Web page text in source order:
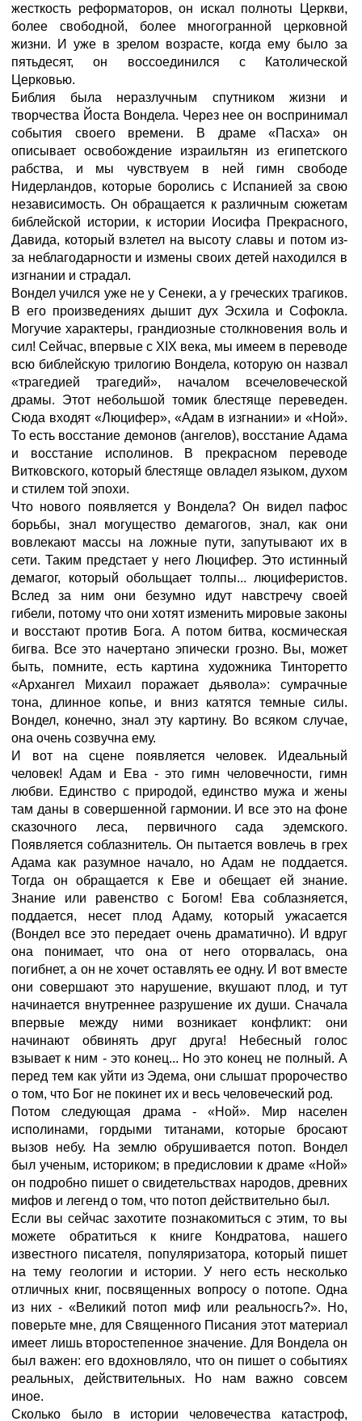
жесткость реформаторов, он искал полноты Церкви,
более свободной, более многогранной церковной
жизни. И уже в зрелом возрасте, когда ему было за
пятьдесят, он воссоединился с Католической
Церковью.
Библия была неразлучным спутником жизни и
творчества Йоста Вондела. Через нее он воспринимал
события своего времени. В драме «Пасха» он
описывает освобождение израильтян из египетского
рабства, и мы чувствуем в ней гимн свободе
Нидерландов, которые боролись с Испанией за свою
независимость. Он обращается к различным сюжетам
библейской истории, к истории Иосифа Прекрасного,
Давида, который взлетел на высоту славы и потом из-
за неблагодарности и измены своих детей находился в
изгнании и страдал.
Вондел учился уже не у Сенеки, а у греческих трагиков.
В его произведениях дышит дух Эсхила и Софокла.
Могучие характеры, грандиозные столкновения воль и
сил! Сейчас, впервые с XIX века, мы имеем в переводе
всю библейскую трилогию Вондела, которую он назвал
«трагедией трагедий», началом всечеловеческой
драмы. Этот небольшой томик блестяще переведен.
Сюда входят «Люцифер», «Адам в изгнании» и «Ной».
То есть восстание демонов (ангелов), восстание Адама
и восстание исполинов. В прекрасном переводе
Витковского, который блестяще овладел языком, духом
и стилем той эпохи.
Что нового появляется у Вондела? Он видел пафос
борьбы, знал могущество демагогов, знал, как они
вовлекают массы на ложные пути, запутывают их в
сети. Таким предстает у него Люцифер. Это истинный
демагог, который обольщает толпы... люциферистов.
Вслед за ним они безумно идут навстречу своей
гибели, потому что они хотят изменить мировые законы
и восстают против Бога. А потом битва, космическая
бигва. Все это начертано эпически грозно. Вы, может
быть, помните, есть картина художника Тинторетто
«Архангел Михаил поражает дьявола»: сумрачные
тона, длинное копье, и вниз катятся темные силы.
Вондел, конечно, знал эту картину. Во всяком случае,
она очень созвучна ему.
И вот на сцене появляется человек. Идеальный
человек! Адам и Ева - это гимн человечности, гимн
любви. Единство с природой, единство мужа и жены
там даны в совершенной гармонии. И все это на фоне
сказочного леса, первичного сада эдемского.
Появляется соблазнитель. Он пытается вовлечь в грех
Адама как разумное начало, но Адам не поддается.
Тогда он обращается к Еве и обещает ей знание.
Знание или равенство с Богом! Ева соблазняется,
поддается, несет плод Адаму, который ужасается
(Вондел все это передает очень драматично). И вдруг
она понимает, что она от него оторвалась, она
погибнет, а он не хочет оставлять ее одну. И вот вместе
они совершают это нарушение, вкушают плод, и тут
начинается внутреннее разрушение их души. Сначала
впервые между ними возникает конфликт: они
начинают обвинять друг друга! Небесный голос
взывает к ним - это конец... Но это конец не полный. А
перед тем как уйти из Эдема, они слышат пророчество
о том, что Бог не покинет их и весь человеческий род.
Потом следующая драма - «Ной». Мир населен
исполинами, гордыми титанами, которые бросают
вызов небу. На землю обрушивается потоп. Вондел
был ученым, историком; в предисловии к драме «Ной»
он подробно пишет о свидетельствах народов, древних
мифов и легенд о том, что потоп действительно был.
Если вы сейчас захотите познакомиться с этим, то вы
можете обратиться к книге Кондратова, нашего
известного писателя, популяризатора, который пишет
на тему геологии и истории. У него есть несколько
отличных книг, посвященных вопросу о потопе. Одна
из них - «Великий потоп миф или реальносгь?». Но,
поверьте мне, для Священного Писания этот материал
имеет лишь второстепенное значение. Для Вондела он
был важен: его вдохновляло, что он пишет о событиях
реальных, действительных. Но нам важно совсем
иное.
Сколько было в истории человечества катастроф,